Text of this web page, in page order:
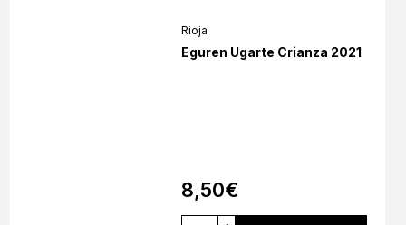
Rioja
Eguren Ugarte Crianza 2021
8,50€